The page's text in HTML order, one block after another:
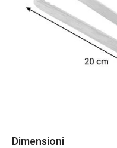
Dimensioni